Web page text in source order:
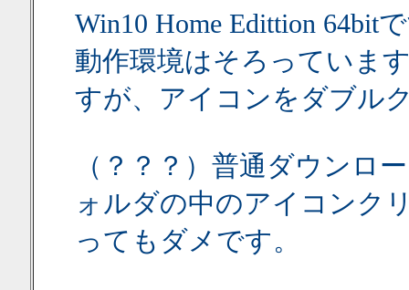
Win10 Home Edittion 64bit
動作環境はそろっていま
すが、アイコンをダブル
（？？？）普通ダウン
ォルダの中のアイコンク
ってもダメです。